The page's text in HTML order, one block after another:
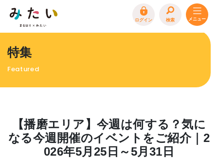
ログイン 検索
特集
エリア特集
まるはり×みたい お問合わせ イベント情報募集
特集
Featured
【播磨エリア】今週は何する？気に
なる今週開催のイベントをご紹介｜2
026年5月25日～5月31日